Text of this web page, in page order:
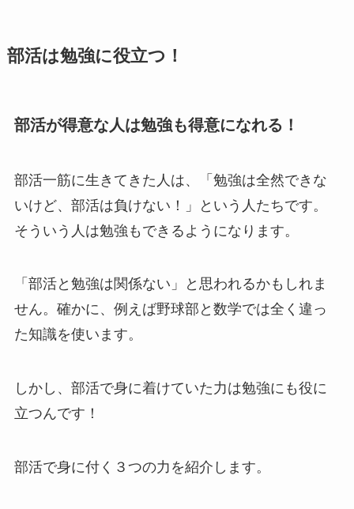
部活は勉強に役立つ！
部活が得意な人は勉強も得意になれる！
部活一筋に生きてきた人は、「勉強は全然できな
いけど、部活は負けない！」という人たちです。
そういう人は勉強もできるようになります。
「部活と勉強は関係ない」と思われるかもしれま
せん。確かに、例えば野球部と数学では全く違っ
た知識を使います。
しかし、部活で身に着けていた力は勉強にも役に
立つんです！
部活で身に付く３つの力を紹介します。